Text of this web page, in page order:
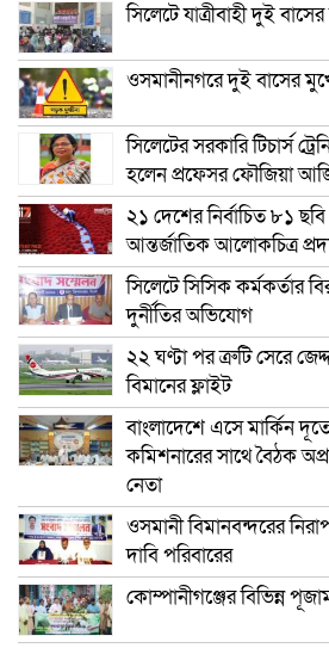
সিলেটে যাত্রীবাহী দুই
ওসমানীনগরে দুই বাসের
সিলেটের সরকারি টিচার্স
হলেন প্রফেসর ফৌজিয়া
২১ দেশের নির্বাচিত ৮১ ছবি
আন্তর্জাতিক আলোকচিত্র
সিলেটে সিসিক কর্মকর্তার
দুর্নীতির অভিযোগ
২২ ঘণ্টা পর ত্রুটি সেরে
বিমানের ফ্লাইট
বাংলাদেশে এসে মার্কিন
কমিশনারের সাথে বৈঠক
নেতা
ওসমানী বিমানবন্দরের
দাবি পরিবারের
কোম্পানীগঞ্জের বিভিন্ন